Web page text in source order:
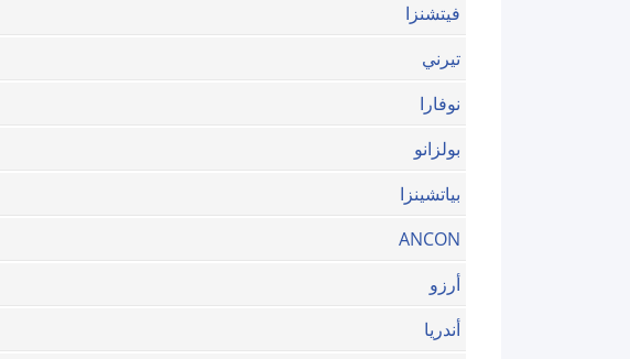
فيتشنزا
تيرني
نوفارا
بولزانو
بياتشينزا
ANCON
أرزو
أندريا